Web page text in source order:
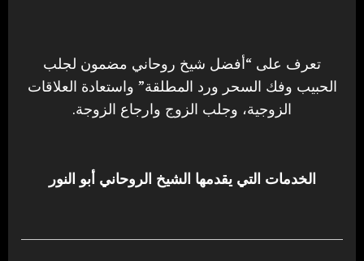
تعرف على “أفضل شيخ روحاني مضمون لجلب
الحبيب وفك السحر ورد المطلقة” واستعادة العلاقات
الزوجية، وجلب الزوج وارجاع الزوجة.
الخدمات التي يقدمها الشيخ الروحاني أبو النور